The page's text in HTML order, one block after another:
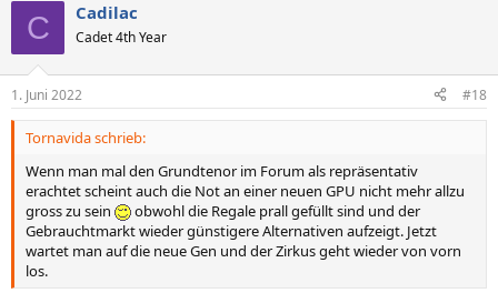
e
n
C Cadilac
Cadet 4th Year
1. Juni 2022 #18
Tornavida schrieb:
Wenn man mal den Grundtenor im Forum als repräsentativ
erachtet scheint auch die Not an einer neuen GPU nicht mehr allzu
gross zu sein
obwohl die Regale prall gefüllt sind und der
Gebrauchtmarkt wieder günstigere Alternativen aufzeigt. Jetzt
wartet man auf die neue Gen und der Zirkus geht wieder von vorn
los.